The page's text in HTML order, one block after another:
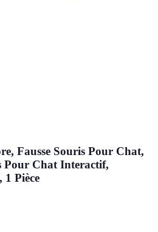
Fausse Souris Pour Chat,
Pour Chat Interactif,
Pièce